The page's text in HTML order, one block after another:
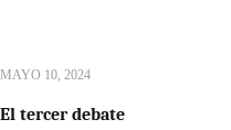
MAYO 10, 2024
El tercer debate